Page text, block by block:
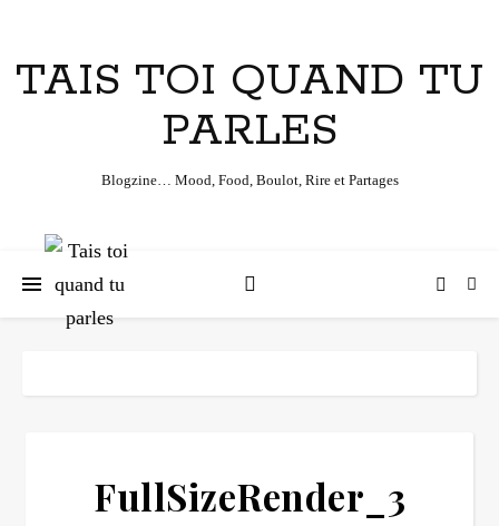
TAIS TOI QUAND TU
PARLES
Blogzine… Mood, Food, Boulot, Rire et Partages
FullSizeRender_3